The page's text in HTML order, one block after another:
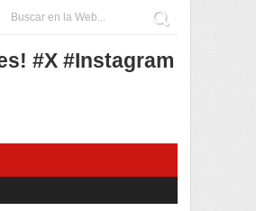
#X #Instagram